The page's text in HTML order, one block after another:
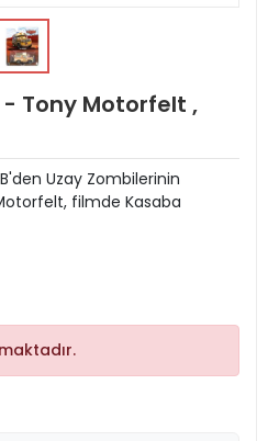
- Tony Motorfelt ,
Uzay Zombilerinin
filmde Kasaba